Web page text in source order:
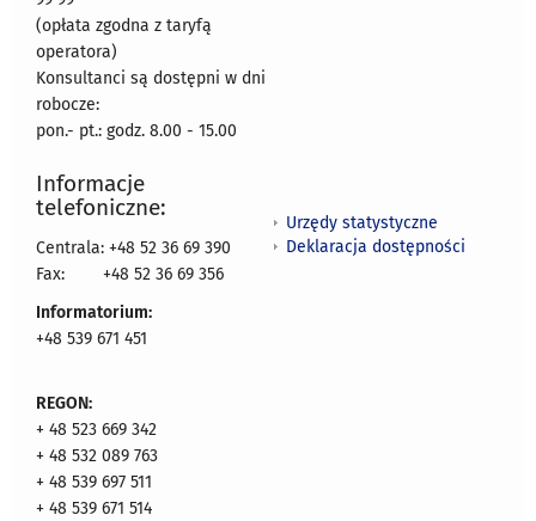
(opłata zgodna z taryfą
operatora)
Konsultanci są dostępni w dni
robocze:
pon.- pt.: godz. 8.00 - 15.00
Informacje
telefoniczne:
Centrala: +48 52 36 69 390
Fax:
+48 52 36 69 356
Informatorium:
+48 539 671 451
REGON:
+ 48 523 669 342
+ 48 532 089 763
+ 48 539 697 511
+ 48 539 671 514
Urzędy statystyczne
Deklaracja dostępności